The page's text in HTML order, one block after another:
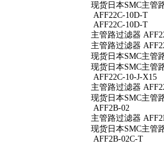
现货日本SMC主管
AFF22C-10D-T
AFF22C-10D-T
主管路过滤器
主管路过滤器
现货日本SMC主管
现货日本SMC主管
AFF22C-10-J-X15
主管路过滤器
现货日本SMC主管
AFF2B-02
主管路过滤器
现货日本SMC主管
AFF2B-02C-T